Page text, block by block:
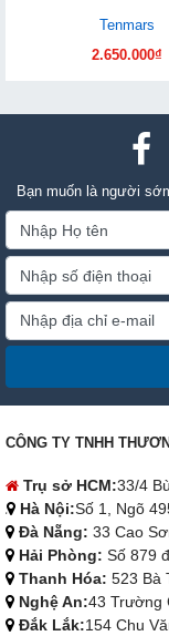
Tenmars
2.650.000₫
Bạn muốn là người
CÔNG TY TNHH
Trụ sở HCM:33/4
Hà Nội:Số 1, Ngõ
Đà Nẵng: 33 Cao
Hải Phòng: Số 879
Thanh Hóa: 523 Bà
Nghệ An:43 Trường
Đắk Lắk:154 Chu